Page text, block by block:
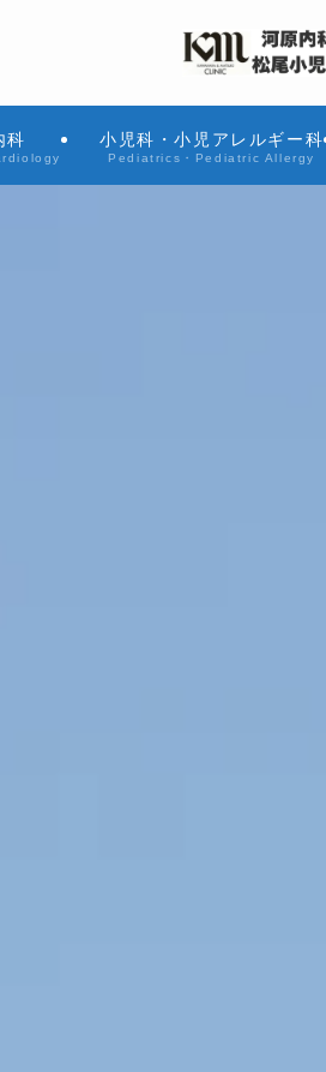
科 小児科・小児アレルギー科
Pediatrics・Pediatric Allergy